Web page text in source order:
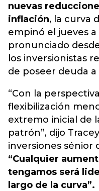
nuevas
inflación, la curva
empinó el jueves a
pronunciado
los inversionistas
de poseer deuda
“Con la
flexibilización
extremo inicial de
patrón”, dijo
inversiones sénior
“Cualquier
tengamos será
largo de la curva”.